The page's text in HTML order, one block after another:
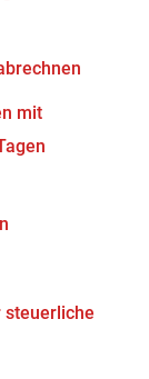
mit
steuerliche